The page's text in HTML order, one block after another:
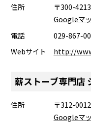
住所
〒300-
Googleマ
電話
029-867-
Webサイト
http://
薪ストーブ専門店
住所
〒312-
Googleマ